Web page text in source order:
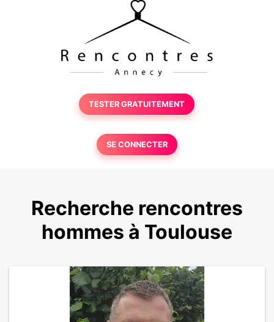
TESTER GRATUITEMENT
SE CONNECTER
Recherche rencontres
hommes à Toulouse